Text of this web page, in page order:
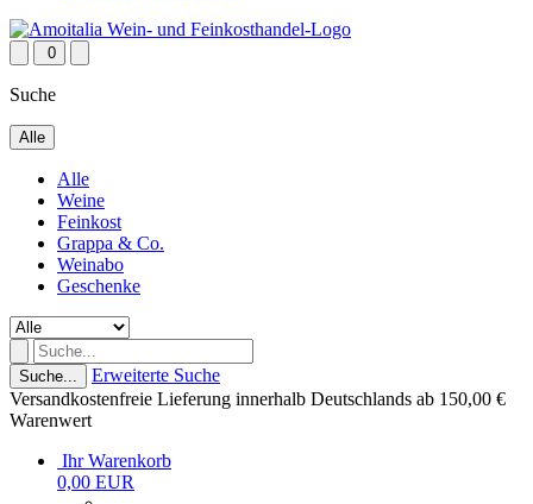
0
Suche
Alle
Alle
Weine
Feinkost
Grappa & Co.
Weinabo
Geschenke
Suche...
Erweiterte Suche
Versandkostenfreie Lieferung innerhalb Deutschlands ab 150,00 €
Warenwert
Ihr Warenkorb
0,00 EUR